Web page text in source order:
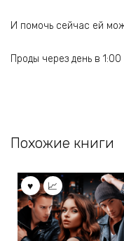
И помочь сейчас ей
Проды через день в
Похожие книги